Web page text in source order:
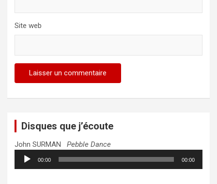
Site web
Disques que j’écoute
John SURMAN Pebble Dance
Lecteur
audio
00:00 00:00